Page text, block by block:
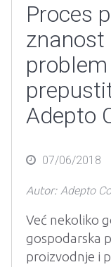
Proces
znanost
Adepto
Posted07/06/2018
Autor: Adepto
Već nekoliko
gospodarska
proizvodnje i